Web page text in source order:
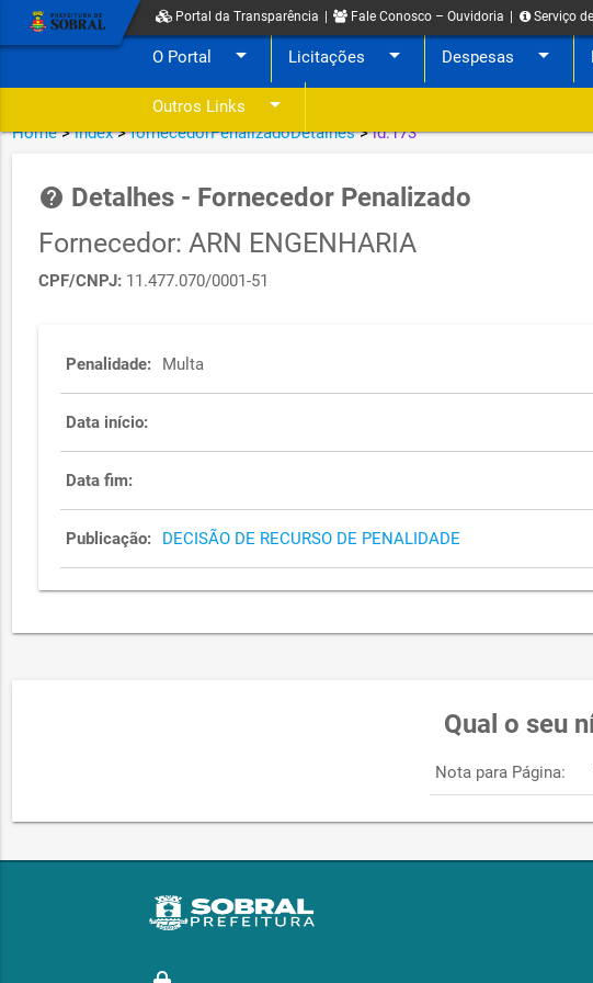
Portal da Transparência Fale Conosco – Ouvidoria Serviço
O Portal arrow_drop_down Licitações arrow_drop_down Despesas arrow_drop_down
Outros Links arrow_drop_down
Home>index>fornecedorPenalizadoDetalhes>id:173
help Detalhes - Fornecedor Penalizado
Fornecedor: ARN ENGENHARIA
CPF/CNPJ: 11.477.070/0001-51
Penalidade: Multa
Data início:
Data fim:
Publicação: DECISÃO DE RECURSO DE PENALIDADE
Qual o seu
Nota para Página: